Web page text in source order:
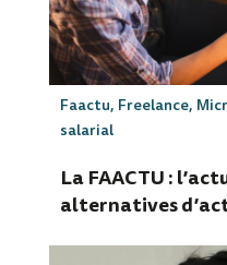
La FAACTU :
alternatives
Faactu, Freelance,
salarial